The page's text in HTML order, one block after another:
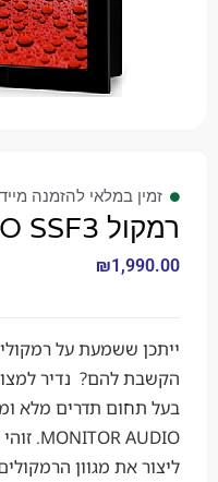
במלאי להזמנה מיידית
₪
ששמעת על רמקולים
להם? נדיר למצוא רמקול
תדרים מלא ומאופיין